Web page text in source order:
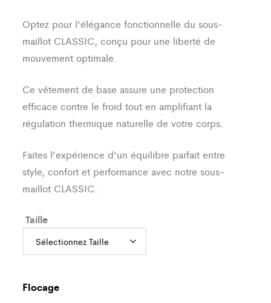
Optez pour l’élégance fonctionnelle du sous-
maillot CLASSIC, conçu pour une liberté de
mouvement optimale.
Ce vêtement de base assure une protection
efficace contre le froid tout en amplifiant la
régulation thermique naturelle de votre corps.
Faites l’expérience d’un équilibre parfait entre
style, confort et performance avec notre sous-
maillot CLASSIC.
Taille
Flocage